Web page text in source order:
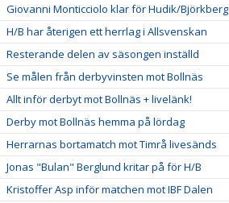
Giovanni Monticciolo klar för Hudik/Björkberg
H/B har återigen ett herrlag i Allsvenskan
Resterande delen av säsongen inställd
Se målen från derbyvinsten mot Bollnäs
Allt inför derbyt mot Bollnäs + livelänk!
Derby mot Bollnäs hemma på lördag
Herrarnas bortamatch mot Timrå livesänds
Jonas "Bulan" Berglund kritar på för H/B
Kristoffer Asp inför matchen mot IBF Dalen